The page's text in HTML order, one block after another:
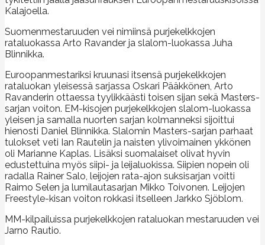
Kalajoella.
Suomenmestaruuden vei nimiinsä purjekelkkojen
rataluokassa Arto Ravander ja slalom-luokassa Juha
Blinnikka.
Euroopanmestariksi kruunasi itsensä purjekelkkojen
rataluokan yleisessä sarjassa Oskari Pääkkönen, Arto
Ravanderin ottaessa tyylikkäästi toisen sijan sekä Masters-
sarjan voiton. EM-kisojen purjekelkkojen slalom-luokassa
yleisen ja samalla nuorten sarjan kolmanneksi sijoittui
hienosti Daniel Blinnikka. Slalomin Masters-sarjan parhaat
tulokset veti Ian Rautelin ja naisten ylivoimainen ykkönen
oli Marianne Kaplas. Lisäksi suomalaiset olivat hyvin
edustettuina myös siipi- ja leijaluokissa. Siipien nopein oli
radalla Rainer Salo, leijojen rata-ajon suksisarjan voitti
Raimo Selen ja lumilautasarjan Mikko Toivonen. Leijojen
Freestyle-kisan voiton rokkasi itselleen Jarkko Sjöblom.
MM-kilpailuissa purjekelkkojen rataluokan mestaruuden vei
Jarno Rautio.